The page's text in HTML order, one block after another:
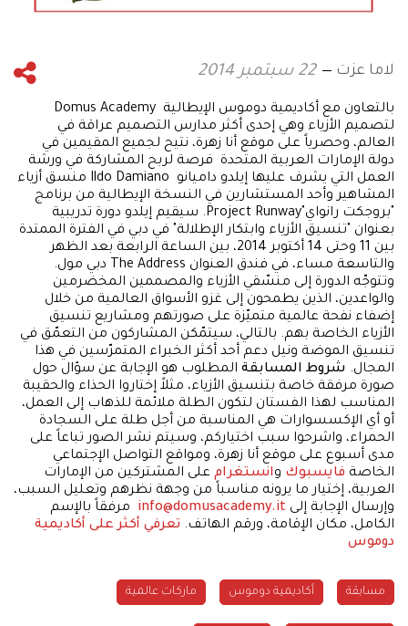
لاما عزت 22 سبتمبر 2014
بالتعاون مع أكاديمية دوموس الإيطالية Domus Academy
لتصميم الأزياء وهي إحدى أكثر مدارس التصميم عراقة في
العالم، وحصرياً على موقع أنا زهرة، نتيح لجميع المقيمين في
دولة الإمارات العربية المتحدة فرصة لربح المشاركة في ورشة
العمل التي يشرف عليها إيلدو داميانو Ildo Damiano منسق أزياء
المشاهير وأحد المستشارين في النسخة الإيطالية من برنامج
"بروجكت رانواي"Project Runway. سيقيم إيلدو دورة تدريبية
بعنوان "تنسيق الأزياء وابتكار الإطلالة" في دبي في الفترة الممتدة
بين 11 وحتى 14 أكتوبر 2014، بين الساعة الرابعة بعد الظهر
والتاسعة مساء، في فندق العنوان The Address دبي مول.
وتتوجّه الدورة إلى منسّقي الأزياء والمصممين المخضرمين
والواعدين، الذين يطمحون إلى غزو الأسواق العالمية من خلال
إضفاء نفحة عالمية متميّزة على صورتهم ومشاريع تنسيق
الأزياء الخاصة بهم. بالتالي، سيتمّكن المشاركون من التعمّق في
تنسيق الموضة ونيل دعم أحد أكثر الخبراء المتمرّسين في هذا
المجال. شروط المسابقة المطلوب هو الإجابة عن سؤال حول
صورة مرفقة خاصة بتنسيق الأزياء، مثلاً إختاروا الحذاء والحقيبة
المناسب لهذا الفستان لتكون الطلة ملائمة للذهاب إلى العمل،
أو أي الإكسسوارات هي المناسبة من أجل طلة على السجادة
الحمراء، واشرحوا سبب اختياركم، وسيتم نشر الصور تباعاً على
مدى أسبوع على موقع أنا زهرة، ومواقع التواصل الإجتماعي
الخاصة فايسبوك وانستغرام على المشتركين من الإمارات
العربية، إختيار ما يرونه مناسباً من وجهة نظرهم وتعليل السبب،
وإرسال الإجابة إلى info@domusacademy.it
مرفقاً بالإسم
الكامل، مكان الإقامة، ورقم الهاتف. تعرفي أكثر على أكاديمية
دوموس
مسابقة أكاديمية دوموس ماركات عالمية